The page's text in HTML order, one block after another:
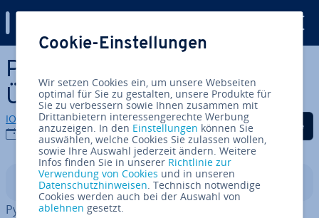
Zum Haupt­in­halt springen
Python-Ope­ra­to­ren:
Überblick und Erklärung
IONOS Redaktion
22.02.2023
Auf Facebook teilen
Auf Twitter teilen
Auf LinkedIn
In­halts­ver­zeich­nis
Python-Ope­ra­to­ren helfen Ihnen dabei, mit Werten
Cookie-Einstellungen
Wir setzen Cookies ein, um unsere Webseiten
optimal für Sie zu gestalten, unsere Produkte für
Sie zu verbessern sowie Ihnen zusammen mit
Drittanbietern interessengerechte Werbung
anzuzeigen. In den Einstellungen können Sie
auswählen, welche Cookies Sie zulassen wollen,
sowie Ihre Auswahl jederzeit ändern. Weitere
Infos finden Sie in unserer Richtlinie zur
Verwendung von Cookies und in unseren
Datenschutzhinweisen. Technisch notwendige
Cookies werden auch bei der Auswahl von
ablehnen gesetzt.